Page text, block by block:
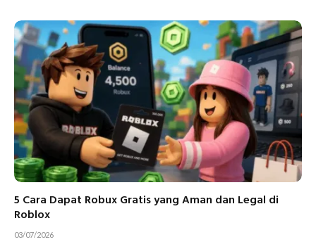
5 Cara Dapat Robux Gratis yang Aman dan Legal di
Roblox
03/07/2026